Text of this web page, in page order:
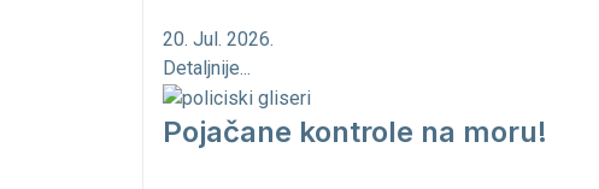
20. Jul. 2026.
Detaljnije...
Pojačane kontrole na moru!